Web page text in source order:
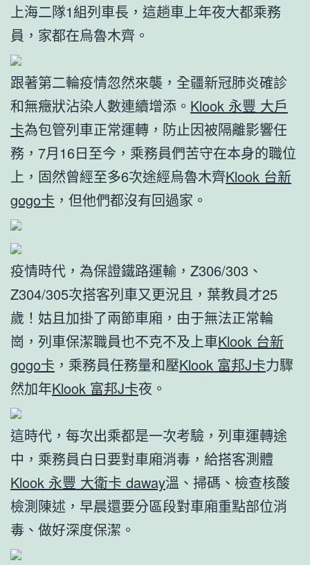
上海二隊1組列車長，這趟車上年夜大都乘務
員，家都在烏魯木齊。
跟著第二輪疫情忽然來襲，全疆新冠肺炎確診
和無癥狀沾染人數連續增添。 Klook 永豐 大戶
卡為包管列車正常運轉，防止因被隔離影響任
務，7月16日至今，乘務員們苦守在本身的職位
上，固然曾經至多6次途經烏魯木齊Klook 台新
gogo卡 ，但他們都沒有回過家。
疫情時代，為保證鐵路運輸，Z306/303、
Z304/305次搭客列車又更況且，葉教員才25
歲！姑且加掛了兩節車廂，由于無法正常輪
崗，列車保潔職員也不克不及上車Klook 台新
gogo卡 ，乘務員任務量和壓Klook 富邦J卡力驟
然加年Klook 富邦J卡夜。
這時代，每次出乘都是一次考驗，列車運轉途
中，乘務員白日要對車廂消毒，給搭客測體
Klook 永豐 大衛卡 daway溫、掃碼、檢查核酸
檢測陳述，早晨還要分區段對車廂重點部位消
毒、做好深度保潔。